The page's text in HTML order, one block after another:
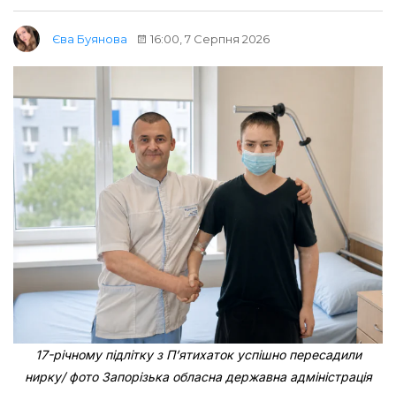
Єва Буянова 16:00, 7 Серпня 2026
17-річному підлітку з Пʼятихаток успішно пересадили
нирку/ фото Запорізька обласна державна адміністрація